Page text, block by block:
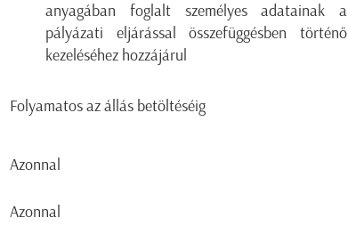
anyagában foglalt személyes adatainak a
pályázati eljárással összefüggésben történő
kezeléséhez hozzájárul
Folyamatos az állás betöltéséig
Azonnal
Azonnal